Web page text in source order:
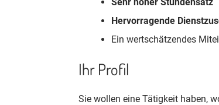
Sehr hoher Stundensatz
Hervorragende
Ein wertschätzendes
Ihr Profil
Sie wollen eine Tätigkeit haben,